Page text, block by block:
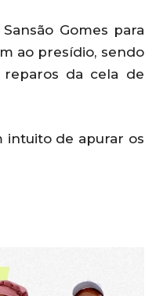
Gomes para
ao presídio, sendo
reparos da cela de
intuito de apurar os